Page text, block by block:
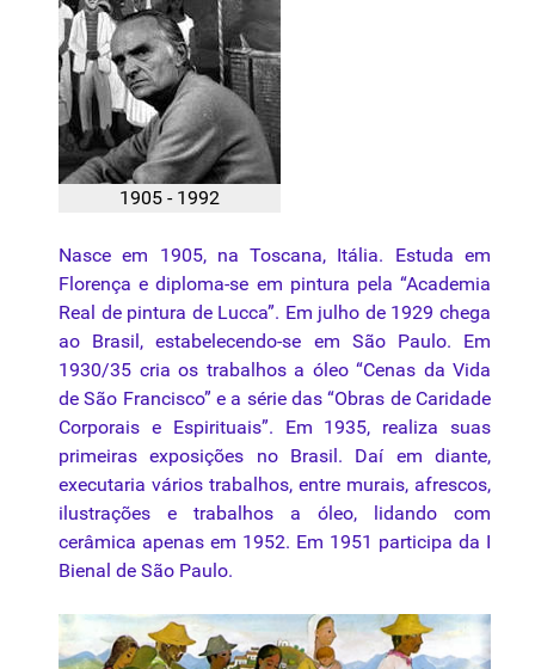
1905 - 1992
Nasce em 1905, na Toscana, Itália. Estuda em
Florença e diploma-se em pintura pela “Academia
Real de pintura de Lucca”. Em julho de 1929 chega
ao Brasil, estabelecendo-se em São Paulo. Em
1930/35 cria os trabalhos a óleo “Cenas da Vida
de São Francisco” e a série das “Obras de Caridade
Corporais e Espirituais”. Em 1935, realiza suas
primeiras exposições no Brasil. Daí em diante,
executaria vários trabalhos, entre murais, afrescos,
ilustrações e trabalhos a óleo, lidando com
cerâmica apenas em 1952. Em 1951 participa da I
Bienal de São Paulo.